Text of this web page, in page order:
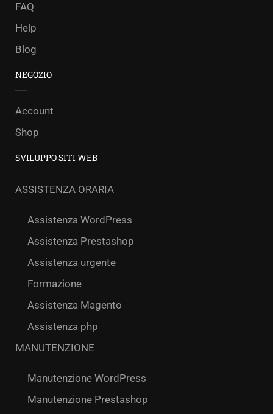
FAQ
Help
Blog
NEGOZIO
Account
Shop
SVILUPPO SITI WEB
ASSISTENZA ORARIA
Assistenza WordPress
Assistenza Prestashop
Assistenza urgente
Formazione
Assistenza Magento
Assistenza php
MANUTENZIONE
Manutenzione WordPress
Manutenzione Prestashop